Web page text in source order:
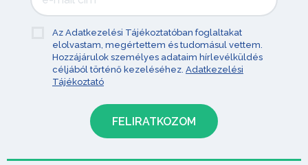
Az Adatkezelési Tájékoztatóban foglaltakat
elolvastam, megértettem és tudomásul vettem.
Hozzájárulok személyes adataim hírlevélküldés
céljából történő kezeléséhez. Adatkezelési
Tájékoztató